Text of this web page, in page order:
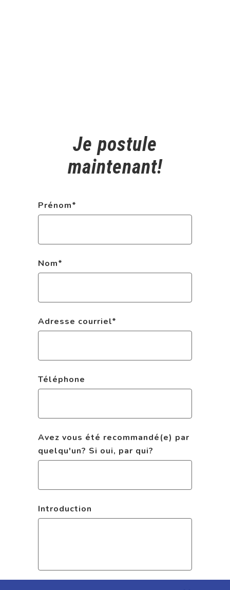
Je postule
maintenant!
Prénom*
Nom*
Adresse courriel*
Téléphone
Avez vous été recommandé(e) par
quelqu'un? Si oui, par qui?
Introduction